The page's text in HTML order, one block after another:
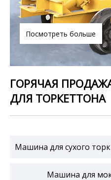
Посмотреть больше
Машина для сухого
Машина для
ГОРЯЧАЯ
ДЛЯ ТОРКЕТТОНА